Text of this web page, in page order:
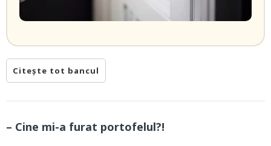
Citește tot bancul
– Cine mi-a furat portofelul?!